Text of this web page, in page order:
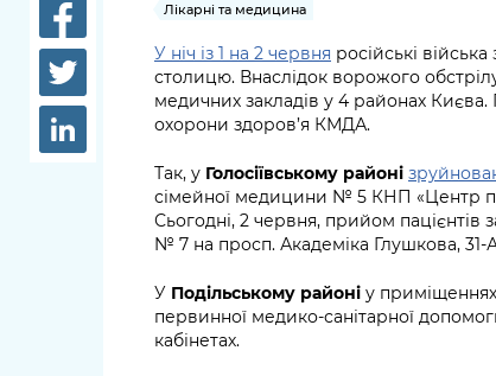
Рішення та
Проєкти розпоряджень, що
перебувають на погодженні
КМВА
Лікарні та медицина
У ніч із 1 на 2 червня російські
столицю. Внаслідок ворожого
медичних закладів у 4 районах
охорони здоров’я КМДА.
Так, у Голосіївському районі
сімейної медицини № 5 КНП «Центр
Сьогодні, 2 червня, прийом пацієнтів
№ 7 на просп. Академіка Глушкова,
У Подільському районі у
первинної медико-санітарної
кабінетах.